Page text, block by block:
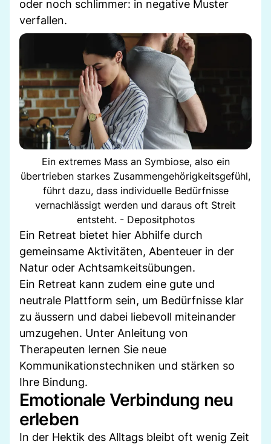
oder noch schlimmer: in negative Muster
verfallen.
Ein extremes Mass an Symbiose, also ein
übertrieben starkes Zusammengehörigkeitsgefühl,
führt dazu, dass individuelle Bedürfnisse
vernachlässigt werden und daraus oft Streit
entsteht. - Depositphotos
Ein Retreat bietet hier Abhilfe durch
gemeinsame Aktivitäten, Abenteuer in der
Natur oder Achtsamkeitsübungen.
Ein Retreat kann zudem eine gute und
neutrale Plattform sein, um Bedürfnisse klar
zu äussern und dabei liebevoll miteinander
umzugehen. Unter Anleitung von
Therapeuten lernen Sie neue
Kommunikationstechniken und stärken so
Ihre Bindung.
Emotionale Verbindung neu
erleben
In der Hektik des Alltags bleibt oft wenig Zeit